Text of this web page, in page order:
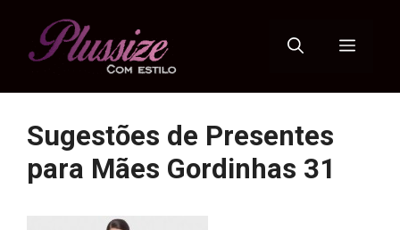
Menu
Sugestões de Presentes
para Mães Gordinhas 31